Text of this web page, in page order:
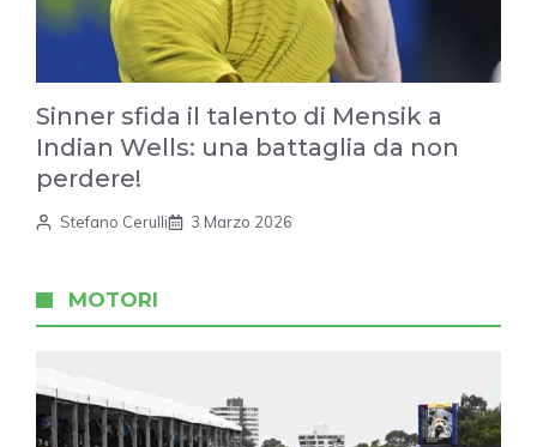
Sinner sfida il talento di Mensik a
Indian Wells: una battaglia da non
perdere!
Stefano Cerulli 3 Marzo 2026
MOTORI